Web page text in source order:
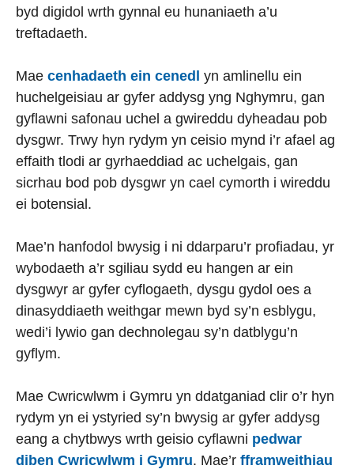
byd digidol wrth gynnal eu hunaniaeth a’u
treftadaeth.
Mae cenhadaeth ein cenedl
yn amlinellu ein
huchelgeisiau ar gyfer addysg yng Nghymru, gan
gyflawni safonau uchel a gwireddu dyheadau pob
dysgwr. Trwy hyn rydym yn ceisio mynd i’r afael ag
effaith tlodi ar gyrhaeddiad ac uchelgais, gan
sicrhau bod pob dysgwr yn cael cymorth i wireddu
ei botensial.
Mae’n hanfodol bwysig i ni ddarparu’r profiadau, yr
wybodaeth a’r sgiliau sydd eu hangen ar ein
dysgwyr ar gyfer cyflogaeth, dysgu gydol oes a
dinasyddiaeth weithgar mewn byd sy’n esblygu,
wedi’i lywio gan dechnolegau sy’n datblygu’n
gyflym.
Mae Cwricwlwm i Gymru yn ddatganiad clir o’r hyn
rydym yn ei ystyried sy’n bwysig ar gyfer addysg
eang a chytbwys wrth geisio cyflawni pedwar
diben Cwricwlwm i Gymru. Mae’r fframweithiau